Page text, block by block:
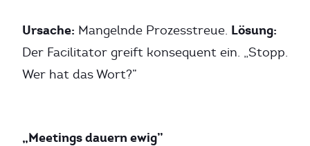
Ursache: Mangelnde Prozesstreue. Lösung:
Der Facilitator greift konsequent ein. „Stopp.
Wer hat das Wort?”
„Meetings dauern ewig”